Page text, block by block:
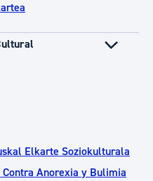
Elkarte Soziokulturala
Contra Anorexia y Bulimia